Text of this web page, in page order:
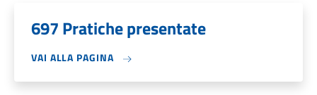
697 Pratiche presentate
VAI ALLA PAGINA